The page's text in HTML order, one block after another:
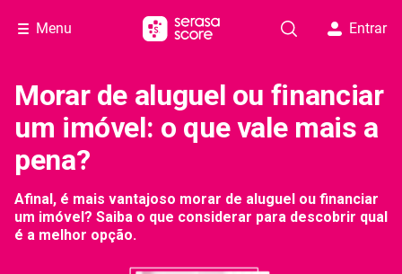
Menu Entrar
Morar de aluguel ou financiar
um imóvel: o que vale mais a
pena?
Afinal, é mais vantajoso morar de aluguel ou financiar
um imóvel? Saiba o que considerar para descobrir qual
é a melhor opção.